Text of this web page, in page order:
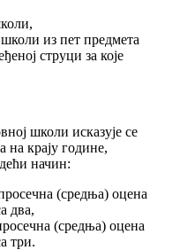
из пет предмета
струци за које
школи исказује се
крају године,
начин:
(средња) оцена
два,
(средња) оцена
три.